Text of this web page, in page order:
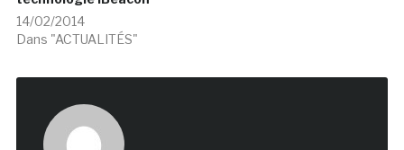
14/02/2014
Dans "ACTUALITÉS"